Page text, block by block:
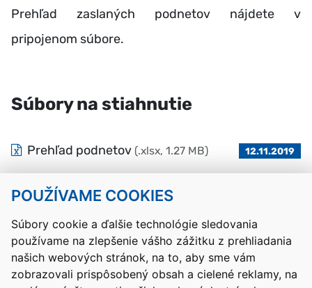
POUŽÍVAME COOKIES
Súbory cookie a ďalšie technológie sledovania
používame na zlepšenie vášho zážitku z prehliadania
našich webových stránok, na to, aby sme vám
zobrazovali prispôsobený obsah a cielené reklamy, na
Prehľad zaslaných podnetov nájdete v
pripojenom súbore.
Súbory na stiahnutie
Prehľad podnetov (.xlsx, 1.27 MB) 12.11.2019
Kontakty Mapa stránky RSS
Vyhlásenie o prístupnosti
Nastavenia cookies
Prevádzkovateľom služby je Ministerstvo školstva, výskumu,